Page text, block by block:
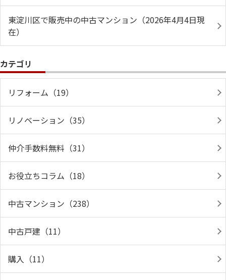
東淀川区で販売中の中古マンション（2026年4月4日現
在）
カテゴリ
リフォーム（19）
リノベーション（35）
仲介手数料無料（31）
お役立ちコラム（18）
中古マンション（238）
中古戸建（11）
購入（11）